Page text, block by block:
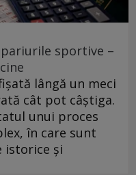
pariurile sportive –
lângă un meci
cât pot câștiga.
unui proces
în care sunt
istorice și